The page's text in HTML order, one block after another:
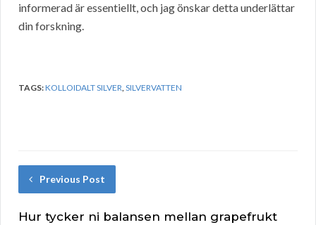
informerad är essentiellt, och jag önskar detta underlättar
din forskning.
TAGS:KOLLOIDALT SILVER,SILVERVATTEN
Previous Post
Hur tycker ni balansen mellan grapefrukt